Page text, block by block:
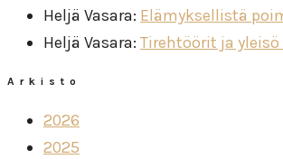
Heljä Vasara: Elämyksellistä
Heljä Vasara: Tirehtöörit ja
Arkisto
2026
2025